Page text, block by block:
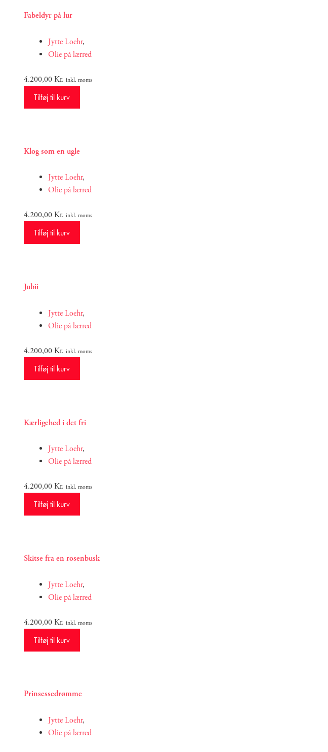
Fabeldyr på lur
Jytte Loehr,
Olie på lærred
4.200,00Kr. inkl. moms
Tilføj til kurv
Klog som en ugle
Jytte Loehr,
Olie på lærred
4.200,00Kr. inkl. moms
Tilføj til kurv
Jubii
Jytte Loehr,
Olie på lærred
4.200,00Kr. inkl. moms
Tilføj til kurv
Kærligehed i det fri
Jytte Loehr,
Olie på lærred
4.200,00Kr. inkl. moms
Tilføj til kurv
Skitse fra en rosenbusk
Jytte Loehr,
Olie på lærred
4.200,00Kr. inkl. moms
Tilføj til kurv
Prinsessedrømme
Jytte Loehr,
Olie på lærred